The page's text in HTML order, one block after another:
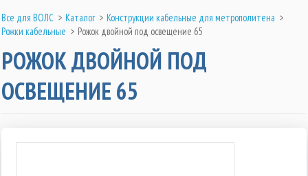
Все для ВОЛС > Каталог > Конструкции кабельные для метрополитена >
Рожки кабельные > Рожок двойной под освещение 65
РОЖОК ДВОЙНОЙ ПОД
ОСВЕЩЕНИЕ 65